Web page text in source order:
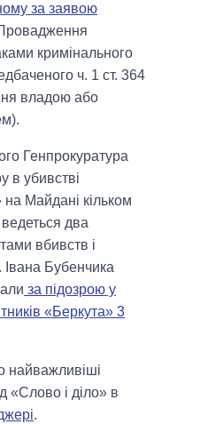
за заявою
кримінального
ч. 1 ст. 364
владою або
Генпрокуратура
в убивстві
на Майдані кільком
два
вбивств і
Івана Бубенчика
за підозрою у
«Беркута» 3
найважливіші
«Слово і діло» в
.